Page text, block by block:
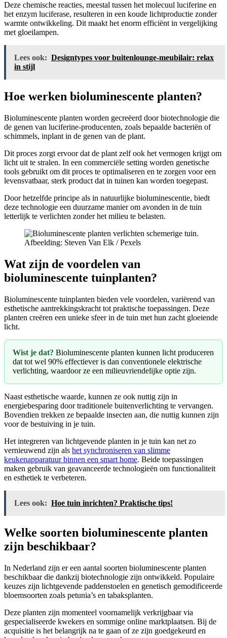
Deze chemische reacties, meestal tussen het molecuul luciferine en
het enzym luciferase, resulteren in een koude lichtproductie zonder
warmte ontwikkeling. Dit maakt het enorm efficiënt in vergelijking
met gloeilampen.
Lees ook: Designtypes voor buitenlounge-meubilair: relax
in stijl
Hoe werken bioluminescente planten?
Bioluminescente planten worden gecreëerd door biotechnologie die
de genen van luciferine-producenten, zoals bepaalde bacteriën of
schimmels, inplant in de genen van de plant.
Dit proces zorgt ervoor dat de plant zelf ook het vermogen krijgt om
licht uit te stralen. In een commerciële setting worden genetische
tools gebruikt om dit proces te optimaliseren en te zorgen voor een
levensvatbaar, sterk product dat in tuinen kan worden toegepast.
Door hetzelfde principe als in natuurlijke bioluminescentie, biedt
deze technologie een duurzame manier om avonden in de tuin
letterlijk te verlichten zonder het milieu te belasten.
Afbeelding: Steven Van Elk / Pexels
Wat zijn de voordelen van
bioluminescente tuinplanten?
Bioluminescente tuinplanten bieden vele voordelen, variërend van
esthetische aantrekkingskracht tot praktische toepassingen. Deze
planten creëren een unieke sfeer in de tuin met hun zacht gloeiende
licht.
Wist je dat? Bioluminescente planten kunnen licht produceren
dat tot wel 90% effectiever is dan conventionele elektrische
verlichting, waardoor ze een milieuvriendelijke optie zijn.
Naast esthetische waarde, kunnen ze ook nuttig zijn in
energiebesparing door traditionele buitenverlichting te vervangen.
Bovendien trekken ze bepaalde insecten aan, die nuttig kunnen zijn
voor de bestuiving in je tuin.
Het integreren van lichtgevende planten in je tuin kan net zo
vernieuwend zijn als het synchroniseren van slimme
keukenapparatuur binnen een smart home. Beide toepassingen
maken gebruik van geavanceerde technologieën om functionaliteit
en esthetiek te verbeteren.
Lees ook: Hoe tuin inrichten? Praktische tips!
Welke soorten bioluminescente planten
zijn beschikbaar?
In Nederland zijn er een aantal soorten bioluminescente planten
beschikbaar die dankzij biotechnologie zijn ontwikkeld. Populaire
keuzes zijn lichtgevende paddenstoelen en genetisch gemodificeerde
bloemsoorten zoals petunia’s en tabaksplanten.
Deze planten zijn momenteel voornamelijk verkrijgbaar via
gespecialiseerde kwekers en sommige online marktplaatsen. Bij de
acquisitie is het belangrijk na te gaan of ze zijn goedgekeurd en